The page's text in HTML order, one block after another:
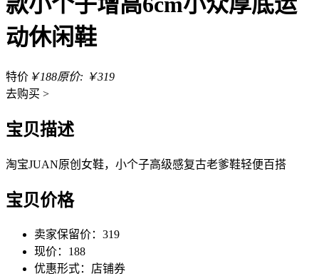
动休闲鞋
特价 ￥188原价: ￥319
去购买 >
宝贝描述
淘宝JUAN原创女鞋，小个子高级感复古老爹鞋轻便百搭
宝贝价格
卖家保留价：319
现价：188
优惠形式：店铺券